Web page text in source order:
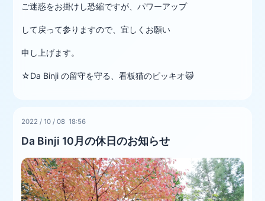
ご迷惑をお掛けし恐縮ですが、パワーアップ
して戻って参りますので、宜しくお願い
申し上げます。
☆Da Binji の留守を守る、看板猫のピッキオ😺
2022 /10 /08 18:56
Da Binji 10月の休日のお知らせ